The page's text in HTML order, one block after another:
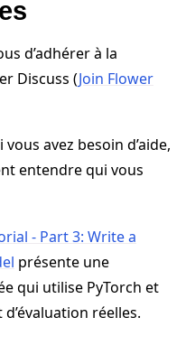
d’adhérer à la
Discuss (Join Flower
avez besoin d’aide,
entendre qui vous
- Part 3: Write a
présente une
qui utilise PyTorch et
réelles.